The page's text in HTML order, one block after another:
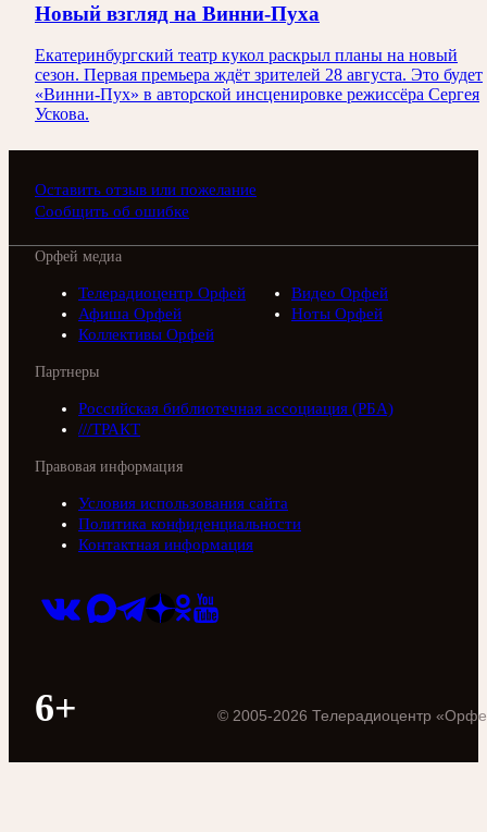
Новый взгляд на Винни-Пуха
Екатеринбургский театр кукол раскрыл планы на новый
сезон. Первая премьера ждёт зрителей 28 августа. Это будет
«Винни-Пух» в авторской инсценировке режиссёра Сергея
Ускова.
Оставить отзыв или пожелание
Сообщить об ошибке
Орфей медиа
Телерадиоцентр Орфей
Видео Орфей
Афиша Орфей
Ноты Орфей
Коллективы Орфей
Партнеры
Российская библиотечная ассоциация (РБА)
///ТРАКТ
Правовая информация
Условия использования сайта
Политика конфиденциальности
Контактная информация
6+ © 2005-2026 Телерадиоцентр